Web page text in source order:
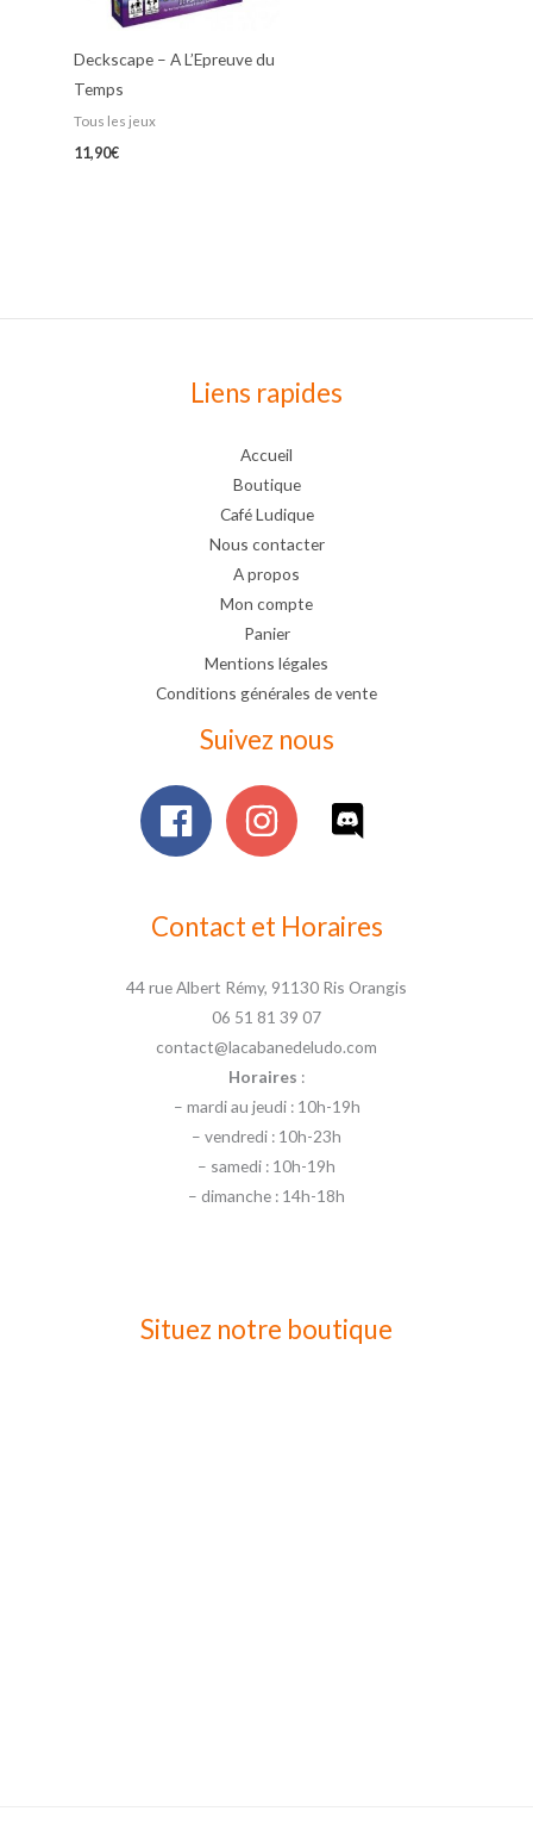
Deckscape – A L’Epreuve du
Temps
Tous les jeux
11,90€
Liens rapides
Accueil
Boutique
Café Ludique
Nous contacter
A propos
Mon compte
Panier
Mentions légales
Conditions générales de vente
Suivez nous
Contact et Horaires
44 rue Albert Rémy, 91130 Ris Orangis
06 51 81 39 07
contact@lacabanedeludo.com
Horaires :
– mardi au jeudi : 10h-19h
– vendredi : 10h-23h
– samedi : 10h-19h
– dimanche : 14h-18h
Situez notre boutique